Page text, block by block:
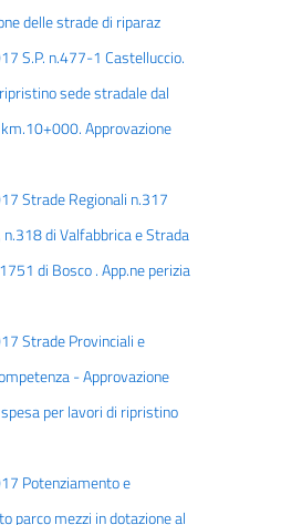
delle strade di riparaz
S.P. n.477-1 Castelluccio.
sede stradale dal
Approvazione
Strade Regionali n.317
di Valfabbrica e Strada
di Bosco . App.ne perizia
Strade Provinciali e
- Approvazione
per lavori di ripristino
Potenziamento e
parco mezzi in dotazione al